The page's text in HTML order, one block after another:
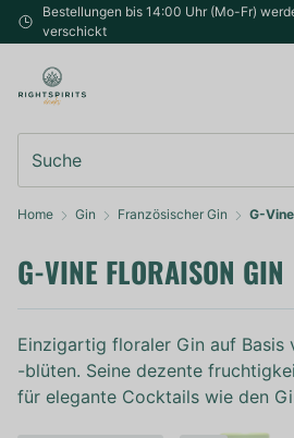
Bestellungen bis 14:00 Uhr (Mo-Fr)
verschickt
Home Gin Französischer Gin G-
G-VINE FLORAISON GIN
Einzigartig floraler Gin auf Basis
-blüten. Seine dezente
für elegante Cocktails wie den